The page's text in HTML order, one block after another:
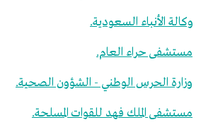
وكالة الأنباء السعودية.
مستشفى حراء العام.
وزارة الحرس الوطني - الشؤون الصحية.
مستشفى الملك فهد للقوات المسلحة.